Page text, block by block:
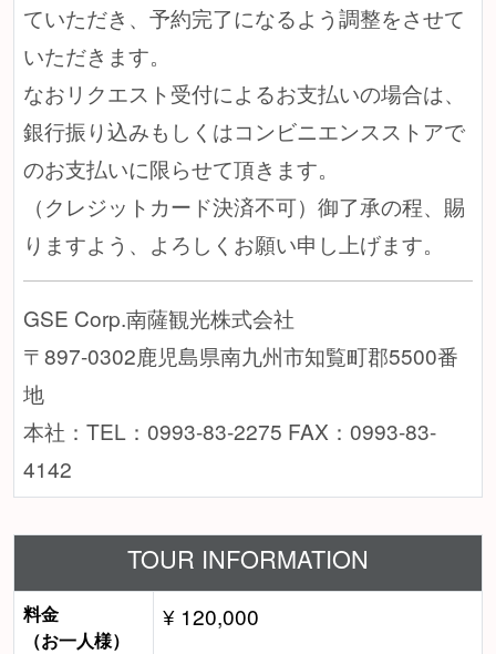
ていただき、予約完了になるよう調整をさせて
いただきます。
なおリクエスト受付によるお支払いの場合は、
銀行振り込みもしくはコンビニエンスストアで
のお支払いに限らせて頂きます。
（クレジットカード決済不可）御了承の程、賜
りますよう、よろしくお願い申し上げます。
GSE Corp.南薩観光株式会社
〒897-0302鹿児島県南九州市知覧町郡5500番
地
本社：TEL：0993-83-2275 FAX：0993-83-
4142
TOUR INFORMATION
料金
（お一人様）
¥ 120,000